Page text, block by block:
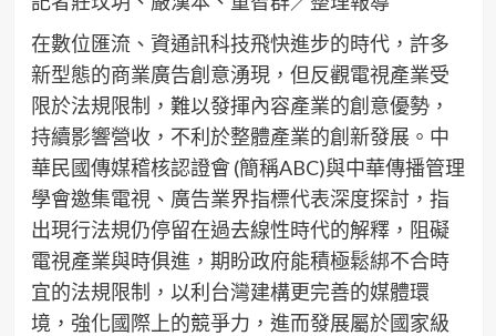
在數位匯流、資通訊科技飛快進步的時代，許多
新型態的商業廣告創意湧現，但反觀電視產業受
限於法規限制，難以發揮內容產業的創意優勢，
持續影響營收，不利於整體產業的創新發展。中
華民國傳媒稽核認證會 (簡稱ABC)與中華傳播管理
學會邀集電視、廣告業界指標代表深度探討，指
出現行法規仍停留在過去線性時代的解釋，阻礙
電視產業與時俱進，期盼政府能積極鬆綁不合時
宜的法規限制，以利台灣建構更完善的媒體環
境，強化國際上的競爭力，進而發展屬於國家級